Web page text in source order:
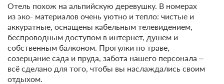
Отель похож на альпийскую деревушку. В номерах
из эко- материалов очень уютно и тепло: чистые и
аккуратные, оснащены кабельным телевидением,
беспроводным доступом в интернет, душем и
собственным балконом. Прогулки по траве,
созерцание сада и пруда, забота нашего персонала –
всё сделано для того, чтобы вы наслаждались своим
отдыхом.